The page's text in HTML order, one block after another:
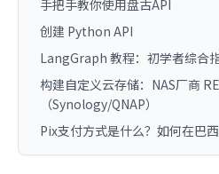
手把手教你使用盘古API
创建 Python API
LangGraph 教程：初学者综合
构建自定义云存储：NAS厂商
（Synology/QNAP）
Pix支付方式是什么？如何在巴西